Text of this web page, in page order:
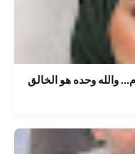
والله وحده هو الخالق